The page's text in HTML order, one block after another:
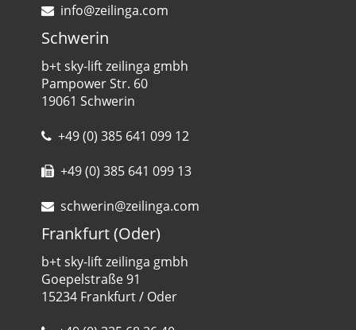
info@zeilinga.com
Schwerin
b+t sky-lift zeilinga gmbh
Pampower Str. 60
19061 Schwerin
+49 (0) 385 641 099 12
+49 (0) 385 641 099 13
schwerin@zeilinga.com
Frankfurt (Oder)
b+t sky-lift zeilinga gmbh
Goepelstraße 91
15234 Frankfurt / Oder